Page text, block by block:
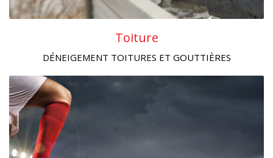
Toiture
DÉNEIGEMENT TOITURES ET GOUTTIÈRES